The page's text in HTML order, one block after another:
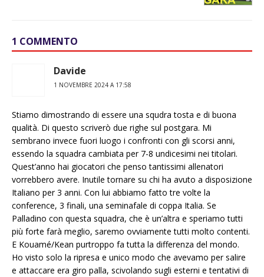
1 COMMENTO
Davide
1 NOVEMBRE 2024 A 17:58
Stiamo dimostrando di essere una squdra tosta e di buona
qualità. Di questo scriverò due righe sul postgara. Mi
sembrano invece fuori luogo i confronti con gli scorsi anni,
essendo la squadra cambiata per 7-8 undicesimi nei titolari.
Quest’anno hai giocatori che penso tantissimi allenatori
vorrebbero avere. Inutile tornare su chi ha avuto a disposizione
Italiano per 3 anni. Con lui abbiamo fatto tre volte la
conference, 3 finali, una seminafale di coppa Italia. Se
Palladino con questa squadra, che è un’altra e speriamo tutti
più forte farà meglio, saremo ovviamente tutti molto contenti.
E Kouamé/Kean purtroppo fa tutta la differenza del mondo.
Ho visto solo la ripresa e unico modo che avevamo per salire
e attaccare era giro palla, scivolando sugli esterni e tentativi di